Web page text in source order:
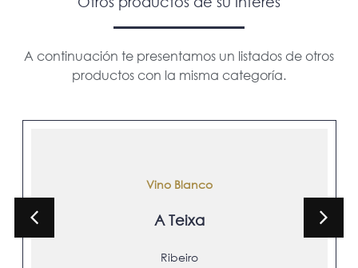
A continuación te presentamos un listados de otros
productos con la misma categoría.
Vino Blanco
A Teixa
Ribeiro